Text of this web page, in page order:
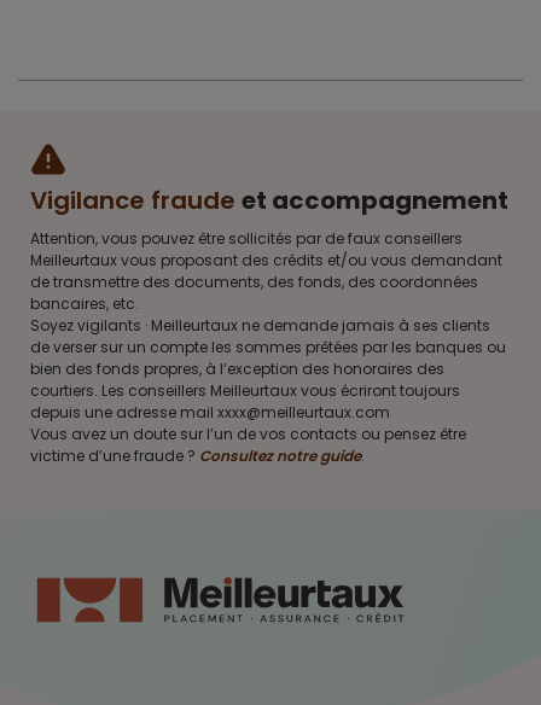
Vigilance fraude et accompagnement
Attention, vous pouvez être sollicités par de faux conseillers
Meilleurtaux vous proposant des crédits et/ou vous demandant
de transmettre des documents, des fonds, des coordonnées
bancaires, etc.
Soyez vigilants · Meilleurtaux ne demande jamais à ses clients
de verser sur un compte les sommes prêtées par les banques ou
bien des fonds propres, à l’exception des honoraires des
courtiers. Les conseillers Meilleurtaux vous écriront toujours
depuis une adresse mail xxxx@meilleurtaux.com
Vous avez un doute sur l’un de vos contacts ou pensez être
victime d’une fraude ? Consultez notre guide.